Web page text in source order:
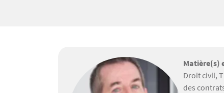
Matière(s)
Droit civil,
des